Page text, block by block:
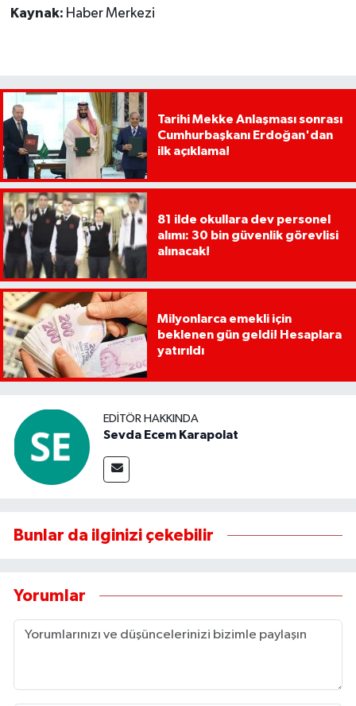
Kaynak: Haber Merkezi
Tarihi Mekke Anlaşması sonrası
Cumhurbaşkanı Erdoğan'dan
ilk açıklama!
81 ilde okullara dev personel
alımı: 30 bin güvenlik görevlisi
alınacak!
Milyonlarca emekli için
beklenen gün geldi! Hesaplara
yatırıldı
EDITÖR HAKKINDA
Sevda Ecem Karapolat
Bunlar da ilginizi çekebilir
Yorumlar